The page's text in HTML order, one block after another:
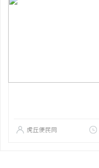
虎丘便民网